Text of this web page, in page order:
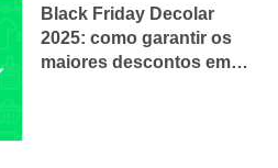
Black Friday Decolar
2025: como garantir os
maiores descontos em